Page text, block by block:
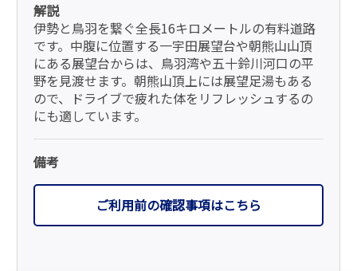
解説
伊勢と鳥羽を繋ぐ全長16キロメートルの有料道路
です。中腹に位置する一宇田展望台や朝熊山山頂
にある展望台からは、鳥羽湾や五十鈴川河口の平
野を見渡せます。朝熊山頂上には展望足湯もある
ので、ドライブで疲れた体をリフレッシュするの
にも適しています。
備考
ご利用前の確認事項はこちら